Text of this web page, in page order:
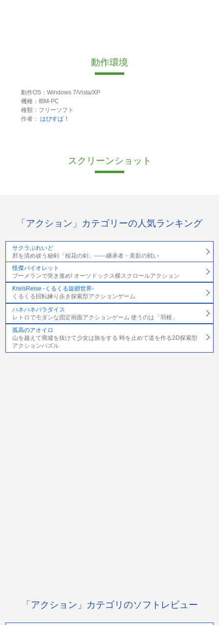
動作環境
動作OS：Windows 7/Vista/XP
機種：IBM-PC
種類：フリーソフト
作者： はぴすぱ！
スクリーンショット
「アクション」カテゴリーの人気ランキング
サクラぶれいど
邪を清め祓う秘剣「桜花の剣」――継承者・美影の戦い
怪傑バイオレット
ブーメランで突き進め! オーソドックス横スクロールアクション
KreisReise -くるくる旋廻世界-
くるくる回転練り歩き探索型アクションゲーム
ハネハネパラダイス
レトロでモダンな固定画面アクションゲーム 使うのは「羽根」
孤高のアオイロ
山を越えて廃墟を抜けて少女は旅をする 時を止めて道を作る2D探索型
アクションパズル
「アクション」カテゴリのソフトレビュー